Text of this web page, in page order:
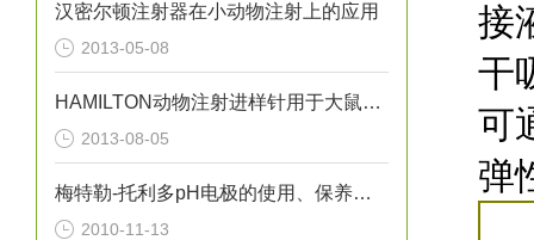
汉密尔顿注射器在小动物注射上的应用
2013-05-08
HAMILTON动物注射进样针用于大鼠和小鼠尾静脉注射技巧与方法
2013-08-05
梅特勒-托利多pH电极的使用、保养与维护（图）
2010-11-13
接
干
可
弹